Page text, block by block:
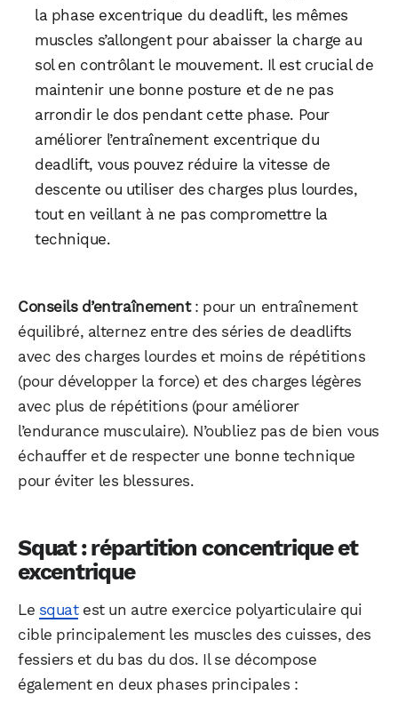
la phase excentrique du deadlift, les mêmes
muscles s’allongent pour abaisser la charge au
sol en contrôlant le mouvement. Il est crucial de
maintenir une bonne posture et de ne pas
arrondir le dos pendant cette phase. Pour
améliorer l’entraînement excentrique du
deadlift, vous pouvez réduire la vitesse de
descente ou utiliser des charges plus lourdes,
tout en veillant à ne pas compromettre la
technique.
Conseils d’entraînement: pour un entraînement
équilibré, alternez entre des séries de deadlifts
avec des charges lourdes et moins de répétitions
(pour développer la force) et des charges légères
avec plus de répétitions (pour améliorer
l’endurance musculaire). N’oubliez pas de bien vous
échauffer et de respecter une bonne technique
pour éviter les blessures.
Squat : répartition concentrique et
excentrique
Le squatest un autre exercice polyarticulaire qui
cible principalement les muscles des cuisses, des
fessiers et du bas du dos. Il se décompose
également en deux phases principales :